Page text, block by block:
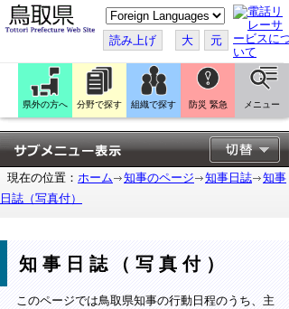
こ
の
ペ
ー
ジ
翻
訳
す
る
読み上げ 大 元
県外の方へ 分野で探す 組織で探す 防災 緊急 メニュー
現在の位置： ホーム 知事のページ 知事日誌
知事
日誌（写真付）
知事日誌（写真付）
このページでは鳥取県知事の行動日程のうち、主